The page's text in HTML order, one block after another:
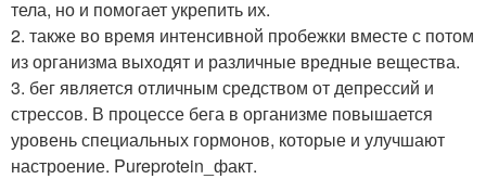
тела, но и помогает укрепить их.
2. также во время интенсивной пробежки вместе с потом
из организма выходят и различные вредные вещества.
3. бег является отличным средством от депрессий и
стрессов. В процессе бега в организме повышается
уровень специальных гормонов, которые и улучшают
настроение. Pureprotein_факт.